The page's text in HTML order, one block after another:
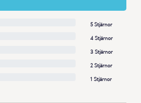
5 Stjärnor
4 Stjärnor
3 Stjärnor
2 Stjärnor
1 Stjärnor